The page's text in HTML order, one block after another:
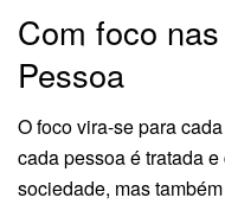
Com foco
Pessoa
O foco vira-se para
cada pessoa é tratada
sociedade, mas